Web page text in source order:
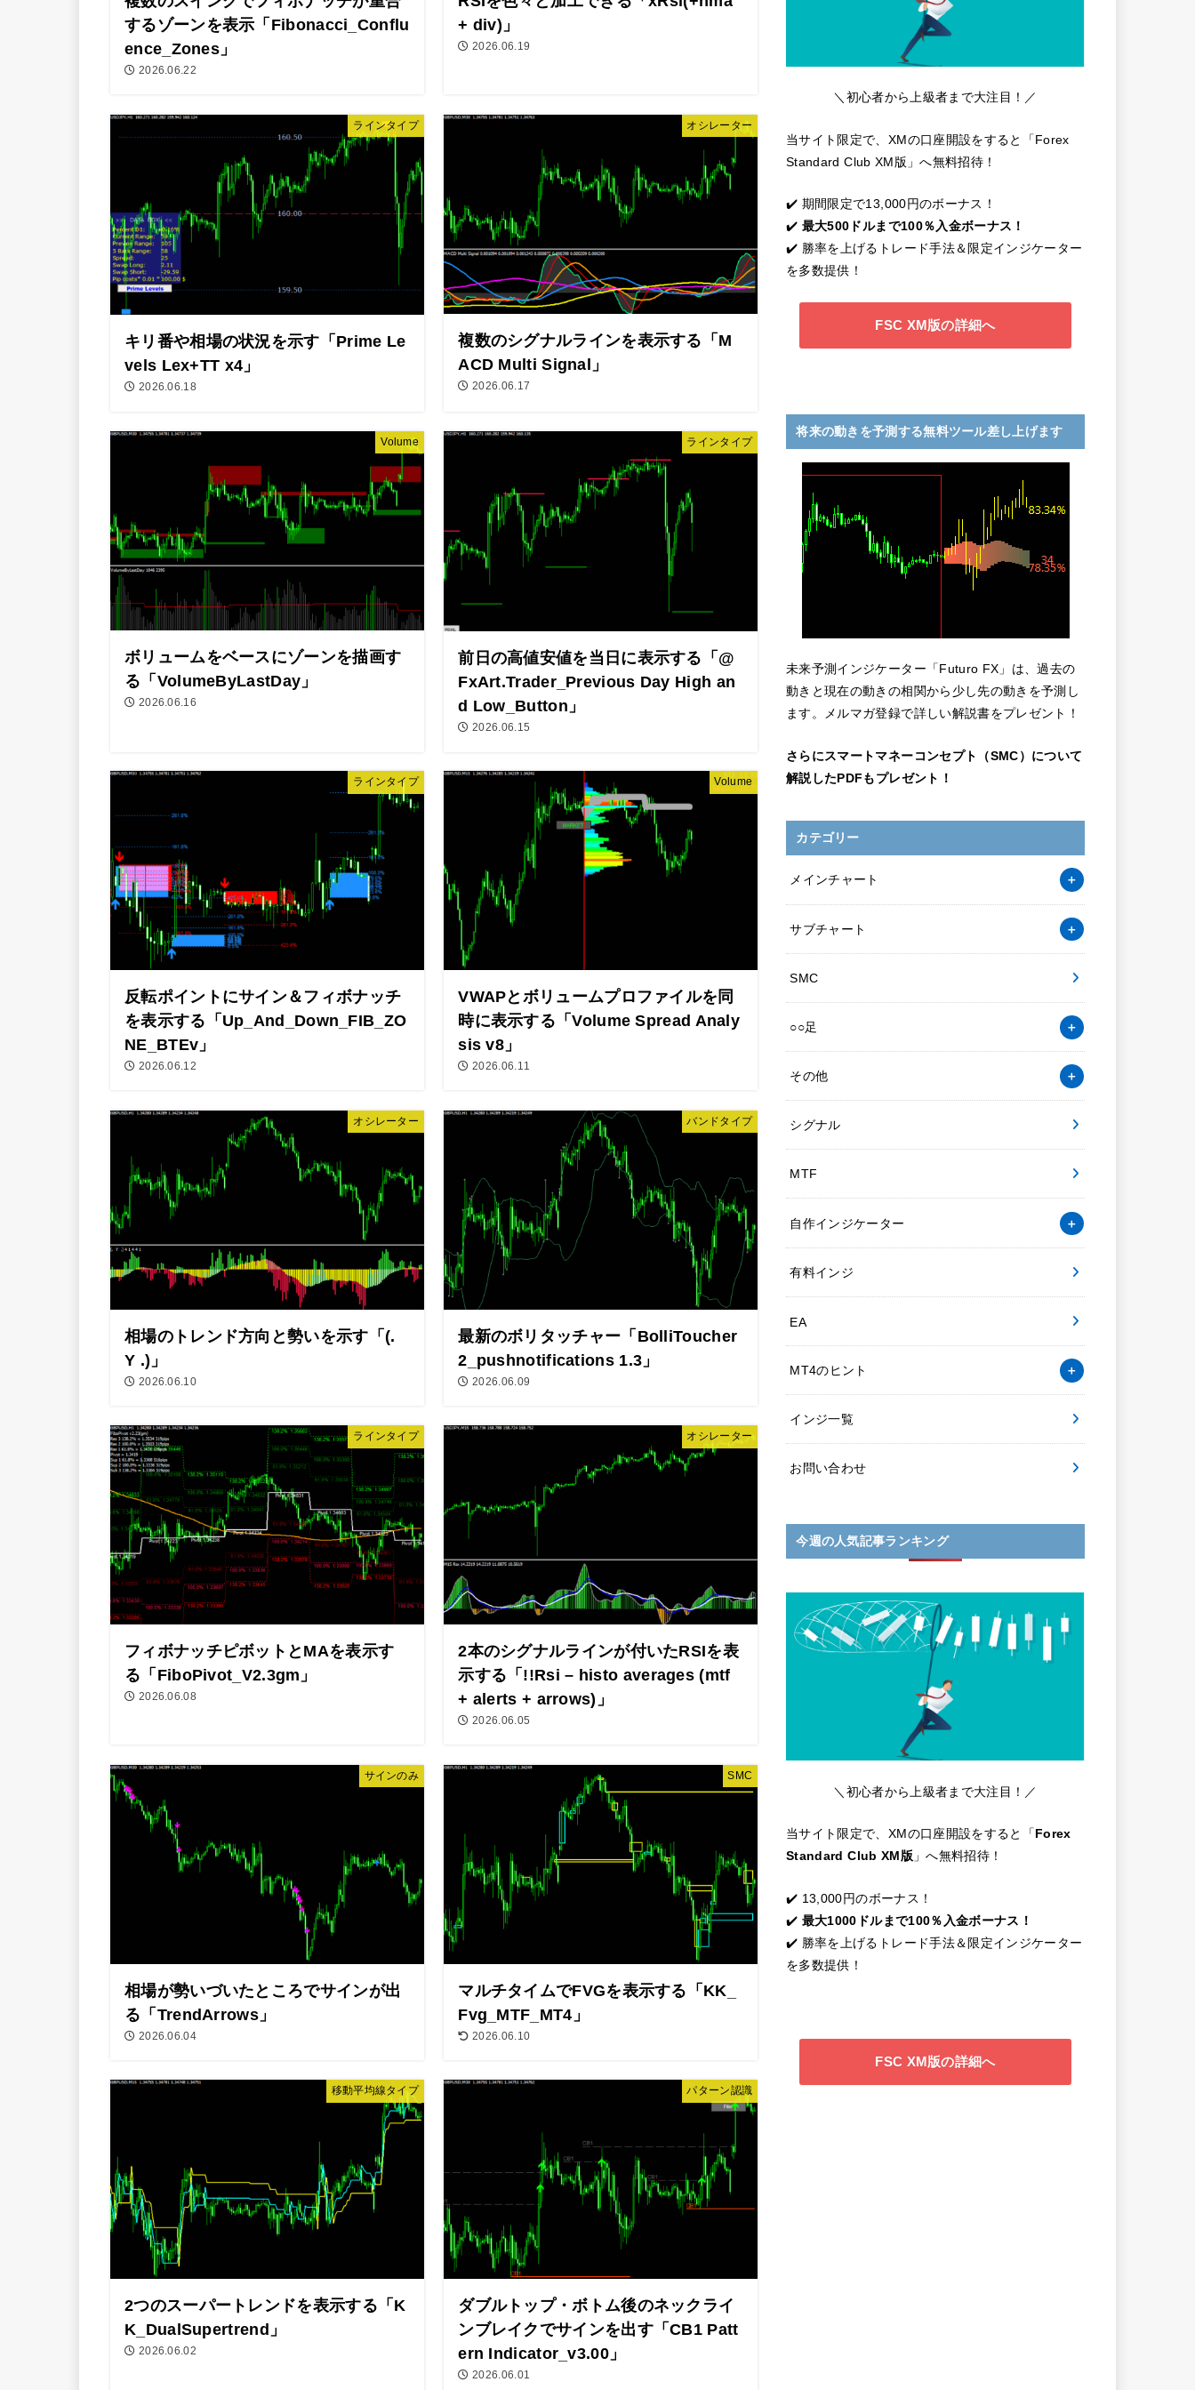
するゾーンを表示「Fibonacci_Conflu
ence_Zones」
2026.06.22
+ div)」
2026.06.19
ラインタイプ
キリ番や相場の状況を示す「Prime Le
vels Lex+TT x4」
2026.06.18
オシレーター
複数のシグナルラインを表示する「M
ACD Multi Signal」
2026.06.17
Volume
ボリュームをベースにゾーンを描画す
る「VolumeByLastDay」
2026.06.16
ラインタイプ
前日の高値安値を当日に表示する「@
FxArt.Trader_Previous Day High an
d Low_Button」
2026.06.15
ラインタイプ
反転ポイントにサイン＆フィボナッチ
を表示する「Up_And_Down_FIB_ZO
NE_BTEv」
2026.06.12
Volume
VWAPとボリュームプロファイルを同
時に表示する「Volume Spread Analy
sis v8」
2026.06.11
オシレーター
相場のトレンド方向と勢いを示す「(.
Y .)」
2026.06.10
バンドタイプ
最新のボリタッチャー「BolliToucher
2_pushnotifications 1.3」
2026.06.09
ラインタイプ
フィボナッチピボットとMAを表示す
る「FiboPivot_V2.3gm」
2026.06.08
オシレーター
2本のシグナルラインが付いたRSIを表
示する「!!Rsi – histo averages (mtf
+ alerts + arrows)」
2026.06.05
サインのみ
相場が勢いづいたところでサインが出
る「TrendArrows」
2026.06.04
SMC
マルチタイムでFVGを表示する「KK_
Fvg_MTF_MT4」
2026.06.10
移動平均線タイプ
2つのスーパートレンドを表示する「K
K_DualSupertrend」
2026.06.02
パターン認識
ダブルトップ・ボトム後のネックライ
ンブレイクでサインを出す「CB1 Patt
ern Indicator_v3.00」
2026.06.01
＼初心者から上級者まで大注目！／
当サイト限定で、XMの口座開設をすると「Forex
Standard Club XM版」へ無料招待！
✔️ 期間限定で13,000円のボーナス！
✔️ 最大500ドルまで100％入金ボーナス！
✔️ 勝率を上げるトレード手法＆限定インジケーター
を多数提供！
FSC XM版の詳細へ
将来の動きを予測する無料ツール差し上げます
未来予測インジケーター「Futuro FX」は、過去の
動きと現在の動きの相関から少し先の動きを予測し
ます。メルマガ登録で詳しい解説書をプレゼント！
さらにスマートマネーコンセプト（SMC）について
解説したPDFもプレゼント！
カテゴリー
メインチャート
サブチャート
SMC
○○足
その他
シグナル
MTF
自作インジケーター
有料インジ
EA
MT4のヒント
インジ一覧
お問い合わせ
今週の人気記事ランキング
＼初心者から上級者まで大注目！／
当サイト限定で、XMの口座開設をすると「Forex
Standard Club XM版 」へ無料招待！
✔️ 13,000円のボーナス！
✔️ 最大1000ドルまで100％入金ボーナス！
✔️ 勝率を上げるトレード手法＆限定インジケーター
を多数提供！
FSC XM版の詳細へ